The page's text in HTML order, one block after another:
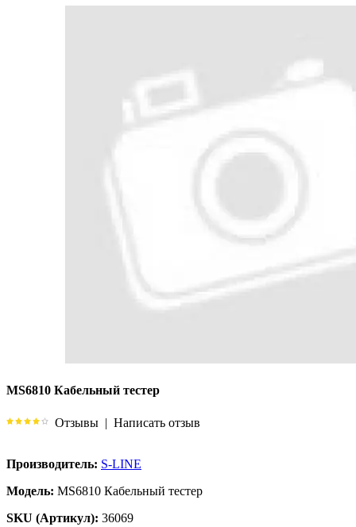
MS6810 Кабельный тестер
Отзывы | Написать отзыв
Производитель: S-LINE
Модель: MS6810 Кабельный тестер
SKU (Артикул): 36069